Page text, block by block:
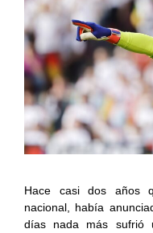
Hace casi dos años
nacional, había
días nada más sufrió